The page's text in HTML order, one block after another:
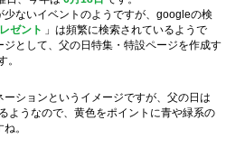
ないイベントのようですが、googleの検
ゼント 」は頻繁に検索されているようで
として、父の日特集・特設ページを作成す
。
ションというイメージですが、父の日は
ようなので、黄色をポイントに青や緑系の
。